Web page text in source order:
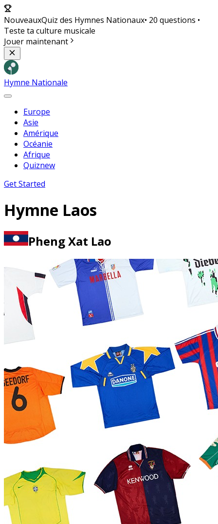
NouveauxQuiz des Hymnes Nationaux• 20 questions •
Teste ta culture musicale
Jouer maintenant
Hymne Nationale
Europe
Asie
Amérique
Océanie
Afrique
Quiznew
Get Started
Hymne Laos
Pheng Xat Lao